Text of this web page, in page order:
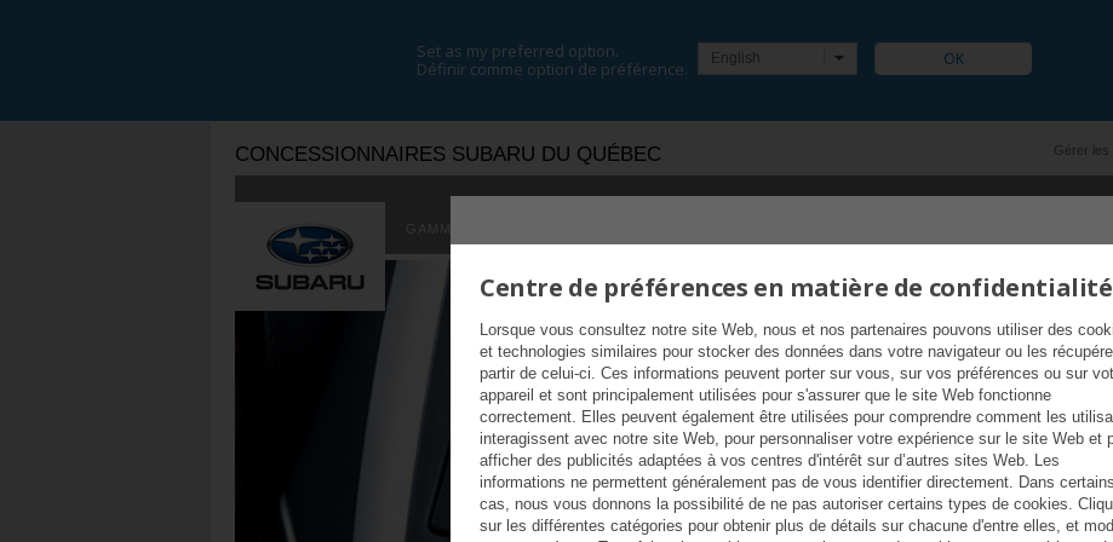
Set as my preferred option.
Définir comme option de préférence.
English
CONCESSIONNAIRES SUBARU DU QUÉBEC Gérer les
GAMME DE MODÈLES
Centre de préférences en matière de confidentialité
Lorsque vous consultez notre site Web, nous et nos partenaires pouvons utiliser des
et technologies similaires pour stocker des données dans votre navigateur ou les
partir de celui-ci. Ces informations peuvent porter sur vous, sur vos préférences ou sur
appareil et sont principalement utilisées pour s'assurer que le site Web fonctionne
correctement. Elles peuvent également être utilisées pour comprendre comment les
interagissent avec notre site Web, pour personnaliser votre expérience sur le site Web et
afficher des publicités adaptées à vos centres d'intérêt sur d’autres sites Web. Les
informations ne permettent généralement pas de vous identifier directement. Dans certains
cas, nous vous donnons la possibilité de ne pas autoriser certains types de cookies.
sur les différentes catégories pour obtenir plus de détails sur chacune d'entre elles, et